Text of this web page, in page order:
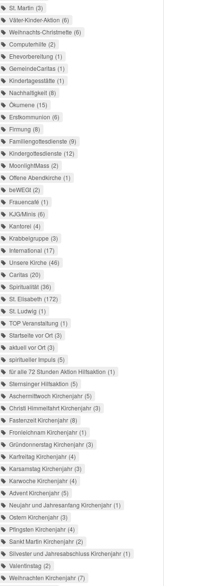
St. Martin 3
Väter-Kinder-Aktion 6
Weihnachts-Christmette 6
Computerhilfe 2
Ehevorbereitung 1
GemeindeCaritas 1
Kindertagesstätte 1
Nachhaltigkeit 8
Ökumene 15
Erstkommunion 6
Firmung 8
Familiengottesdienste 9
Kindergottesdienste 12
MoonlightMass 2
Offene Abendkirche 1
beWEGt 2
Frauencafé 1
KJG/Minis 6
Kantorei 4
Krabbelgruppe 3
International 17
Unsere Kirche 46
Caritas 20
Spiritualität 36
St. Elisabeth 172
St. Ludwig 1
TOP Veranstaltung 1
Startseite vor Ort 3
aktuell vor Ort 3
spiritueller Impuls 5
für alle 72 Stunden Aktion Hilfsaktion 1
Sternsinger Hilfsaktion 5
Aschermittwoch Kirchenjahr 5
Christi Himmelfahrt Kirchenjahr 3
Fastenzeit Kirchenjahr 8
Fronleichnam Kirchenjahr 1
Gründonnerstag Kirchenjahr 3
Karfreitag Kirchenjahr 4
Karsamstag Kirchenjahr 3
Karwoche Kirchenjahr 4
Advent Kirchenjahr 5
Neujahr und Jahresanfang Kirchenjahr 1
Ostern Kirchenjahr 3
Pfingsten Kirchenjahr 4
Sankt Martin Kirchenjahr 2
Silvester und Jahresabschluss Kirchenjahr 1
Valentinstag 2
Weihnachten Kirchenjahr 7